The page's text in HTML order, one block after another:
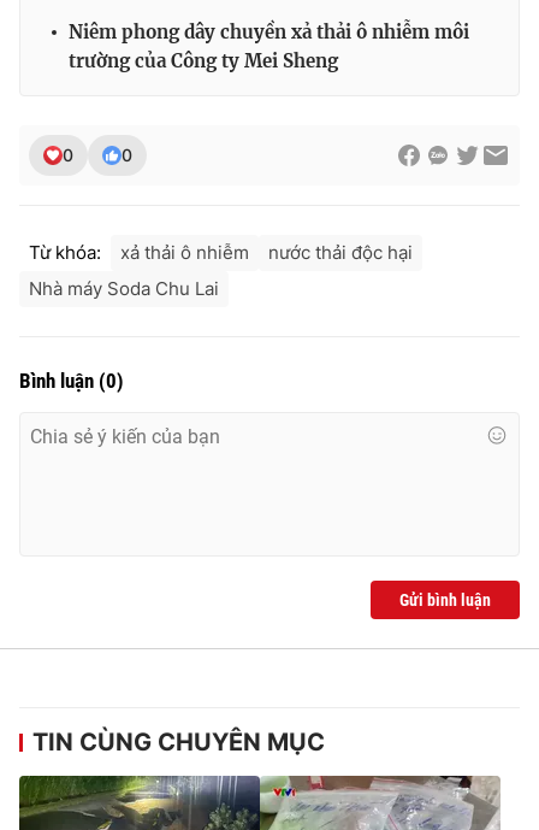
Cơ quan chủ quản:Đài Truyền hình Việt Nam
Giấy phép hoạt động báo in và báo điện tử số 483/GP-BTTTT
cấp ngày 29/12/2023
Tổng Biên tập: Vũ Thanh Thủy
Niêm phong dây chuyền xả thải ô nhiễm môi
trường của Công ty Mei Sheng
0 0
Từ khóa: xả thải ô nhiễm
nước thải độc hại
Nhà máy Soda Chu Lai
Bình luận (0)
Gửi bình luận
TIN CÙNG CHUYÊN MỤC